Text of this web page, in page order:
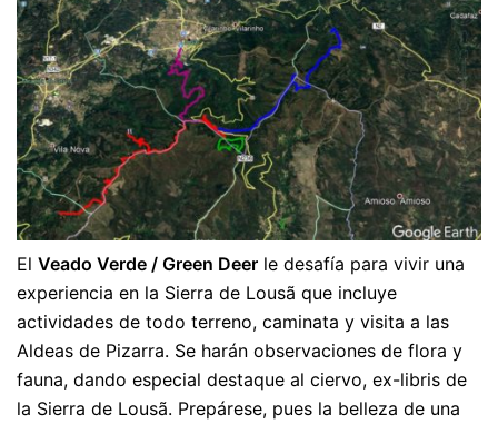
El Veado Verde / Green Deer le desafía para vivir una
experiencia en la Sierra de Lousã que incluye
actividades de todo terreno, caminata y visita a las
Aldeas de Pizarra. Se harán observaciones de flora y
fauna, dando especial destaque al ciervo, ex-libris de
la Sierra de Lousã. Prepárese, pues la belleza de una